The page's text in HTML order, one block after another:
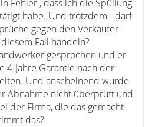
Fehler , dass ich die Spüllung
habe. Und trotzdem - darf
gegen den Verkäufer
Fall handeln?
gesprochen und er
4-Jahre Garantie nach der
Und anscheinend wurde
Abnahme nicht überprüft und
der Firma, die das gemacht
das?